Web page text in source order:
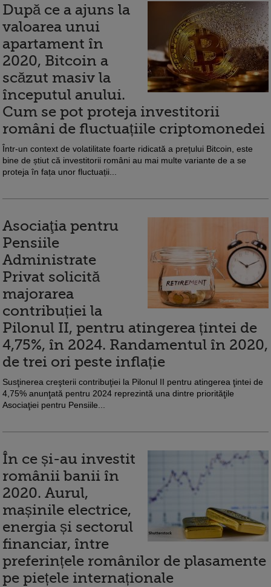
După ce a ajuns la
valoarea unui
apartament în
2020, Bitcoin a
scăzut masiv la
începutul anului.
Cum se pot proteja investitorii
români de fluctuațiile criptomonedei
Într-un context de volatilitate foarte ridicată a prețului Bitcoin, este
bine de știut că investitorii români au mai multe variante de a se
proteja în fața unor fluctuații...
Asociaţia pentru
Pensiile
Administrate
Privat solicită
majorarea
contribuției la
Pilonul II, pentru atingerea țintei de
4,75%, în 2024. Randamentul în 2020,
de trei ori peste inflație
Susţinerea creşterii contribuţiei la Pilonul II pentru atingerea ţintei de
4,75% anunţată pentru 2024 reprezintă una dintre priorităţile
Asociaţiei pentru Pensiile...
În ce și-au investit
românii banii în
2020. Aurul,
mașinile electrice,
energia și sectorul
financiar, între
preferințele românilor de plasamente
pe piețele internaționale